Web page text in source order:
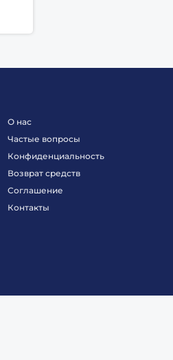
О нас
Частые вопросы
Конфиденциальность
Возврат средств
Соглашение
Контакты